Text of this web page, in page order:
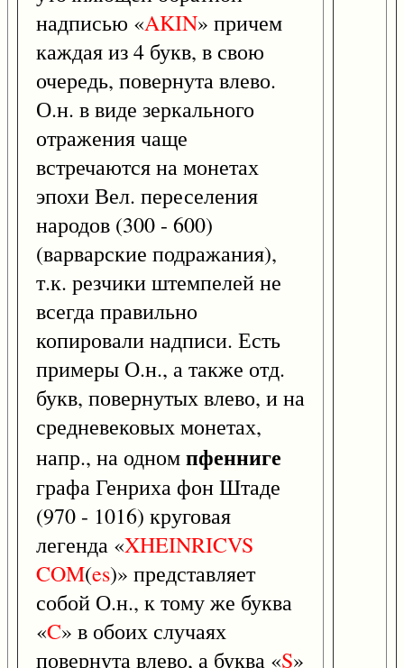
надписью «AKIN» причем
каждая из 4 букв, в свою
очередь, повернута влево.
О.н. в виде зеркального
отражения чаще
встречаются на монетах
эпохи Вел. переселения
народов (300 - 600)
(варварские подражания),
т.к. резчики штемпелей не
всегда правильно
копировали надписи. Есть
примеры О.н., а также отд.
букв, повернутых влево, и на
средневековых монетах,
напр., на одномпфенниге
графа Генриха фон Штаде
(970 - 1016) круговая
легенда «XHEINRICVS
COM(es)» представляет
собой О.н., к тому же буква
«C» в обоих случаях
повернута влево, а буква «S»